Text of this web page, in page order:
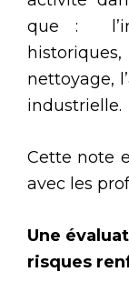
que :
nettoyage,
industrielle.
Cette note
avec les
Une
risques